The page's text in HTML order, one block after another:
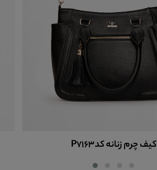
کیف چرم زنانه کدP7163